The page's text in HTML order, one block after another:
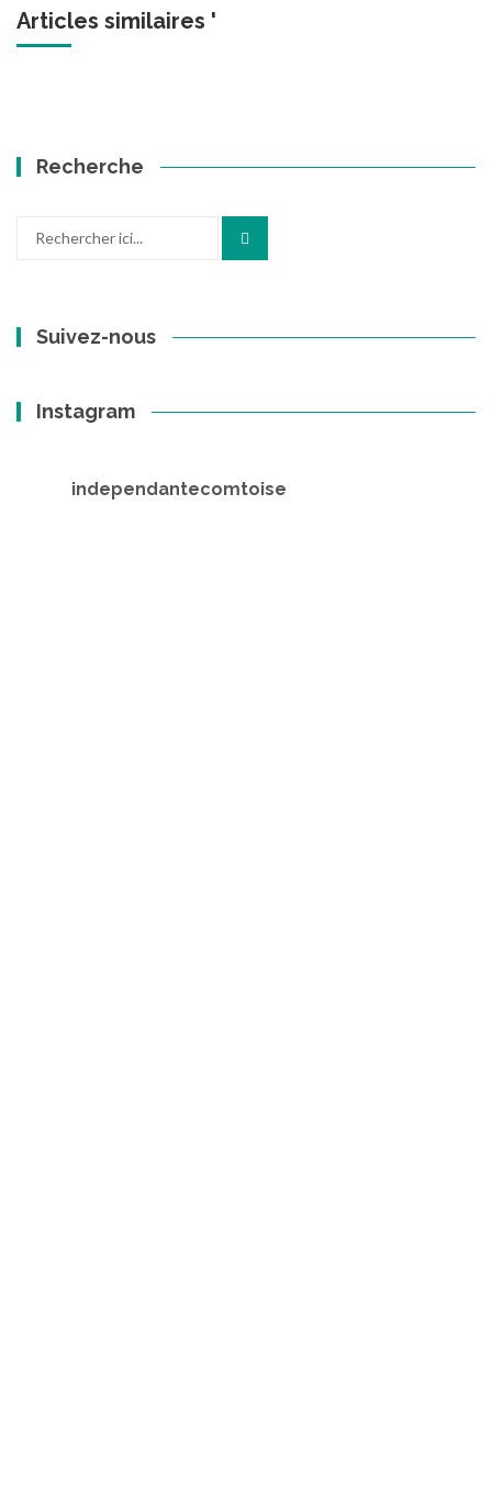
Articles similaires '
Recherche
Suivez-nous
Instagram
independantecomtoise